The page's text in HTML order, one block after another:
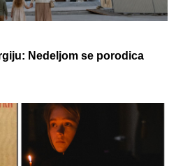
Nedeljom se porodica